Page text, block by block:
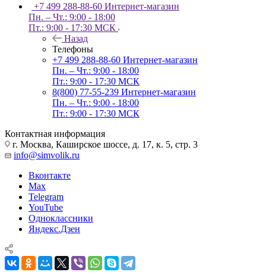
+7 499 288-88-60 Интернет-магазин
Пн. – Чт.: 9:00 - 18:00
Пт.: 9:00 - 17:30 МСК
Назад
Телефоны
+7 499 288-88-60 Интернет-магазин
Пн. – Чт.: 9:00 - 18:00
Пт.: 9:00 - 17:30 МСК
8(800) 77-55-239 Интернет-магазин
Пн. – Чт.: 9:00 - 18:00
Пт.: 9:00 - 17:30 МСК
Контактная информация
г. Москва, Каширское шоссе, д. 17, к. 5, стр. 3
info@simvolik.ru
Вконтакте
Max
Telegram
YouTube
Одноклассники
Яндекс.Дзен